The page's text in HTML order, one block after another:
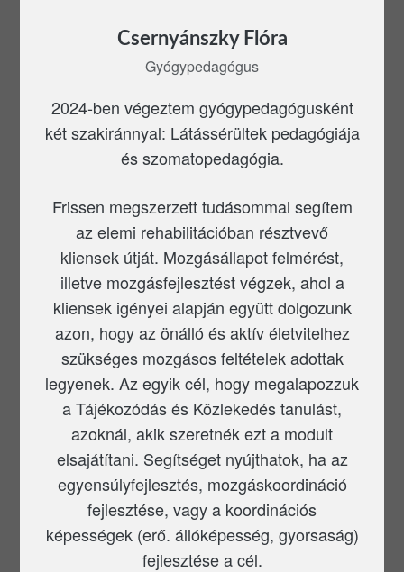
Csernyánszky Flóra
Gyógypedagógus
2024-ben végeztem gyógypedagógusként
két szakiránnyal: Látássérültek pedagógiája
és szomatopedagógia.
Frissen megszerzett tudásommal segítem
az elemi rehabilitációban résztvevő
kliensek útját. Mozgásállapot felmérést,
illetve mozgásfejlesztést végzek, ahol a
kliensek igényei alapján együtt dolgozunk
azon, hogy az önálló és aktív életvitelhez
szükséges mozgásos feltételek adottak
legyenek. Az egyik cél, hogy megalapozzuk
a Tájékozódás és Közlekedés tanulást,
azoknál, akik szeretnék ezt a modult
elsajátítani. Segítséget nyújthatok, ha az
egyensúlyfejlesztés, mozgáskoordináció
fejlesztése, vagy a koordinációs
képességek (erő. állóképesség, gyorsaság)
fejlesztése a cél.